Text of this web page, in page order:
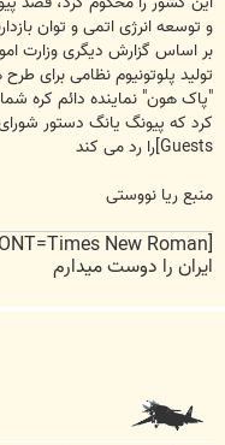
و توسعه انرژی اتمی و توان
بر اساس گزارش دیگری وزارت
تولید پلوتونیوم نظامی برای
"پاک هون" نماینده دائم کره
کرد که پیونگ یانگ دستور
Guests]را رد می کند
منبع ریا نووستی
ایران را دوست میدارم